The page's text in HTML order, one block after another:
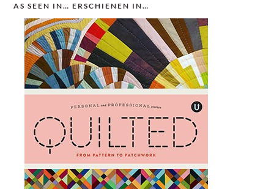
AS SEEN IN… ERSCHIENEN IN…